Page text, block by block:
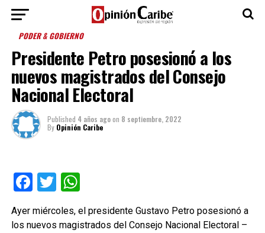
PODER & GOBIERNO
Presidente Petro posesionó a los
nuevos magistrados del Consejo
Nacional Electoral
Published 4 años agoon 8 septiembre, 2022
By Opinión Caribe
Facebook
TwitterWhatsApp
Ayer miércoles, el presidente Gustavo Petro posesionó a
los nuevos magistrados del Consejo Nacional Electoral –